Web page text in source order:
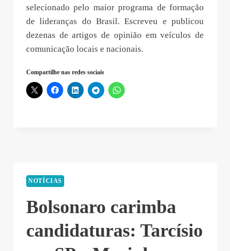
selecionado pelo maior programa de formação
de lideranças do Brasil. Escreveu e publicou
dezenas de artigos de opinião em veículos de
comunicação locais e nacionais.
Compartilhe nas redes sociais
NOTÍCIAS
Bolsonaro carimba
candidaturas: Tarcísio